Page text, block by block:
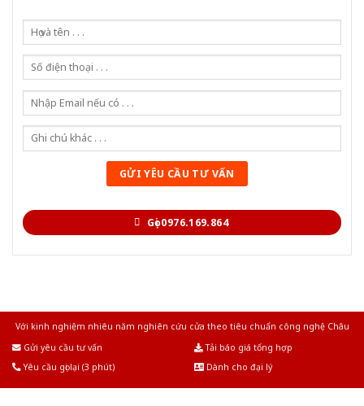
Gọi 0976.169.864
Với kinh nghiệm nhiêu năm nghiên cứu cửa theo tiêu chuẩn công nghệ Châu
Gửi yêu cầu tư vấn
Tải báo giá tổng hợp
Yêu cầu gọi lại (3 phút)
Dành cho đại lý